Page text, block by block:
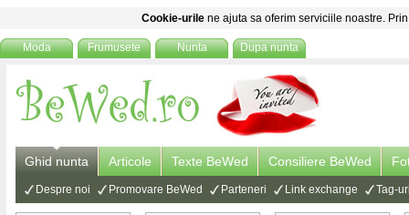
Cookie-urile ne ajuta sa oferim serviciile noastre.
Moda Frumusete Nunta Dupa nunta
Ghid nunta Articole Texte BeWed Consiliere BeWed
Despre noi Promovare BeWed Parteneri Link exchange Tag-